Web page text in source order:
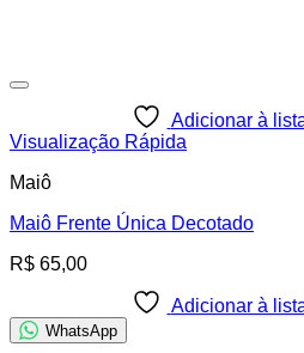
Adicionar à
Visualização Rápida
Maiô
Maiô Frente Única Decotado
R$ 65,00
Adicionar à
WhatsApp